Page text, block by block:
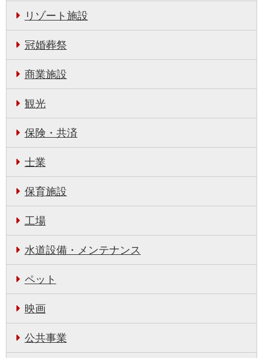
リゾート施設
冠婚葬祭
商業施設
観光
保険・共済
士業
保育施設
工場
水道設備・メンテナンス
ペット
映画
公共事業